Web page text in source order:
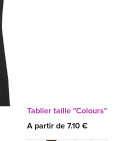
Tablier taille "Colours"
A partir de 7.10 €